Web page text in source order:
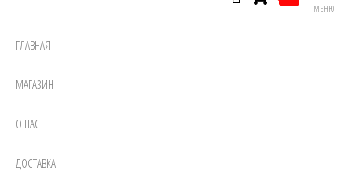
МЕНЮ
ГЛАВНАЯ
МАГАЗИН
О НАС
ДОСТАВКА